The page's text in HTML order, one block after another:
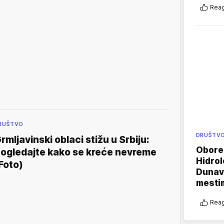
oblaci stižu u Srbiju:
kako se kreće nevreme
DRUŠTVO